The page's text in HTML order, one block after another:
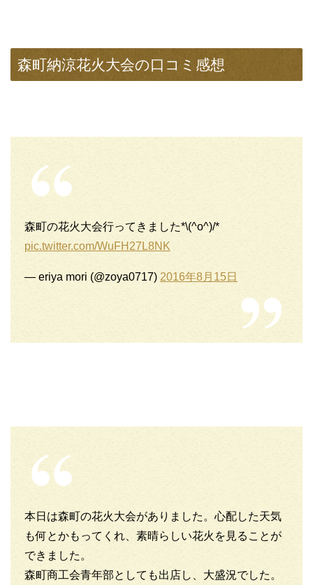
森町納涼花火大会の口コミ感想
森町の花火大会行ってきました*\(^o^)/*
pic.twitter.com/WuFH27L8NK
— eriya mori (@zoya0717) 2016年8月15日
本日は森町の花火大会がありました。心配した天気
も何とかもってくれ、素晴らしい花火を見ることが
できました。
森町商工会青年部としても出店し、大盛況でした。